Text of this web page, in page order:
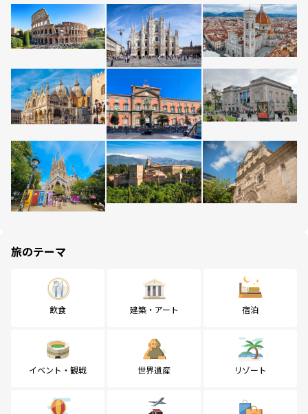
旅のテーマ
飲食 建築・アート 宿泊
イベント・観戦 世界遺産 リゾート